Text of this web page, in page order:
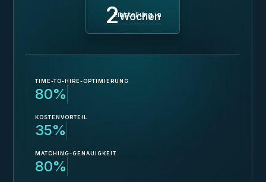
2Einstellung in
Wochen
TIME-TO-HIRE-OPTIMIERUNG
80%
KOSTENVORTEIL
35%
MATCHING-GENAUIGKEIT
80%